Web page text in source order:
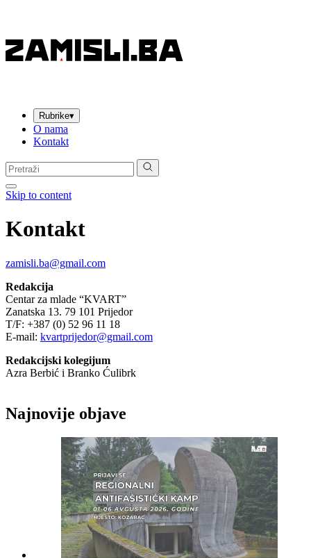
Rubrike▾
O nama
Kontakt
Pretraga:
Skip to content
Kontakt
zamisli.ba@gmail.com
Redakcija
Centar za mlade “KVART”
Zanatska 13. 79 101 Prijedor
T/F: +387 (0) 52 96 11 18
E-mail: kvartprijedor@gmail.com
Redakcijski kolegijum
Azra Berbić i Branko Ćulibrk
Najnovije objave